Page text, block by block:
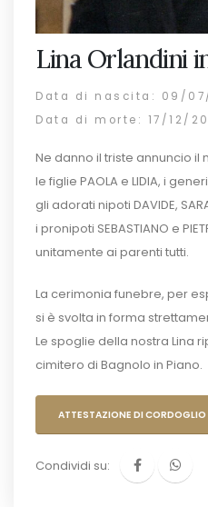
Lina Orlandini
Data di nascita: 09/
Data di morte: 17/12/
Ne danno il triste annuncio il
le figlie PAOLA e LIDIA, i generi
gli adorati nipoti DAVIDE,
i pronipoti SEBASTIANO e
unitamente ai parenti tutti.
La cerimonia funebre, per
si è svolta in forma
Le spoglie della nostra Lina
cimitero di Bagnolo in Piano.
ATTESTAZIONE DI CORDOGLIO
Condividi su: